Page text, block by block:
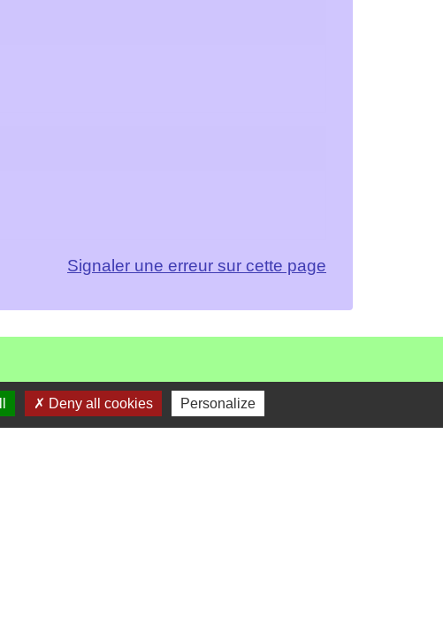
Signaler une erreur sur cette page
Deny all cookies Personalize